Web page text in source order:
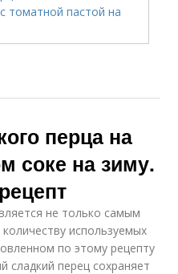
перца на
соке на зиму.
не только самым
используемых
по этому рецепту
сладкий перец сохраняет